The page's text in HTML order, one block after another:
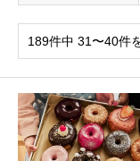
189件中 31〜40件